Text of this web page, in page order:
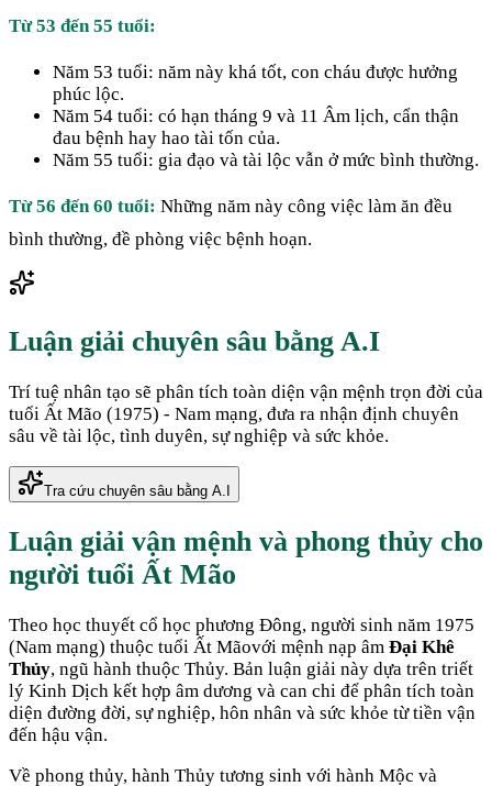
Từ 53 đến 55 tuổi:
Năm 53 tuổi: năm này khá tốt, con cháu được hưởng
phúc lộc.
Năm 54 tuổi: có hạn tháng 9 và 11 Âm lịch, cẩn thận
đau bệnh hay hao tài tốn của.
Năm 55 tuổi: gia đạo và tài lộc vẫn ở mức bình thường.
Từ 56 đến 60 tuổi: Những năm này công việc làm ăn đều
bình thường, đề phòng việc bệnh hoạn.
Luận giải chuyên sâu bằng A.I
Trí tuệ nhân tạo sẽ phân tích toàn diện vận mệnh trọn đời của
tuổi Ất Mão (1975) - Nam mạng, đưa ra nhận định chuyên
sâu về tài lộc, tình duyên, sự nghiệp và sức khỏe.
Tra cứu chuyên sâu bằng A.I
Luận giải vận mệnh và phong thủy cho
người tuổi Ất Mão
Theo học thuyết cổ học phương Đông, người sinh năm 1975
(Nam mạng) thuộc tuổi Ất Mãovới mệnh nạp âm Đại Khê
Thủy, ngũ hành thuộc Thủy. Bản luận giải này dựa trên triết
lý Kinh Dịch kết hợp âm dương và can chi để phân tích toàn
diện đường đời, sự nghiệp, hôn nhân và sức khỏe từ tiền vận
đến hậu vận.
Về phong thủy, hành Thủy tương sinh với hành Mộc và